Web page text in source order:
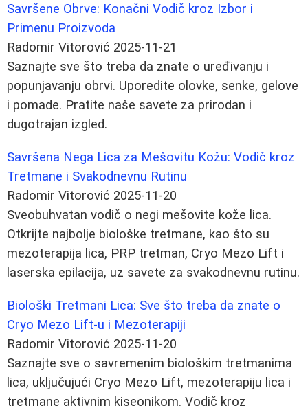
Savršene Obrve: Konačni Vodič kroz Izbor i
Primenu Proizvoda
Radomir Vitorović 2025-11-21
Saznajte sve što treba da znate o uređivanju i
popunjavanju obrvi. Uporedite olovke, senke, gelove
i pomade. Pratite naše savete za prirodan i
dugotrajan izgled.
Savršena Nega Lica za Mešovitu Kožu: Vodič kroz
Tretmane i Svakodnevnu Rutinu
Radomir Vitorović 2025-11-20
Sveobuhvatan vodič o negi mešovite kože lica.
Otkrijte najbolje biološke tretmane, kao što su
mezoterapija lica, PRP tretman, Cryo Mezo Lift i
laserska epilacija, uz savete za svakodnevnu rutinu.
Biološki Tretmani Lica: Sve što treba da znate o
Cryo Mezo Lift-u i Mezoterapiji
Radomir Vitorović 2025-11-20
Saznajte sve o savremenim biološkim tretmanima
lica, uključujući Cryo Mezo Lift, mezoterapiju lica i
tretmane aktivnim kiseonikom. Vodič kroz